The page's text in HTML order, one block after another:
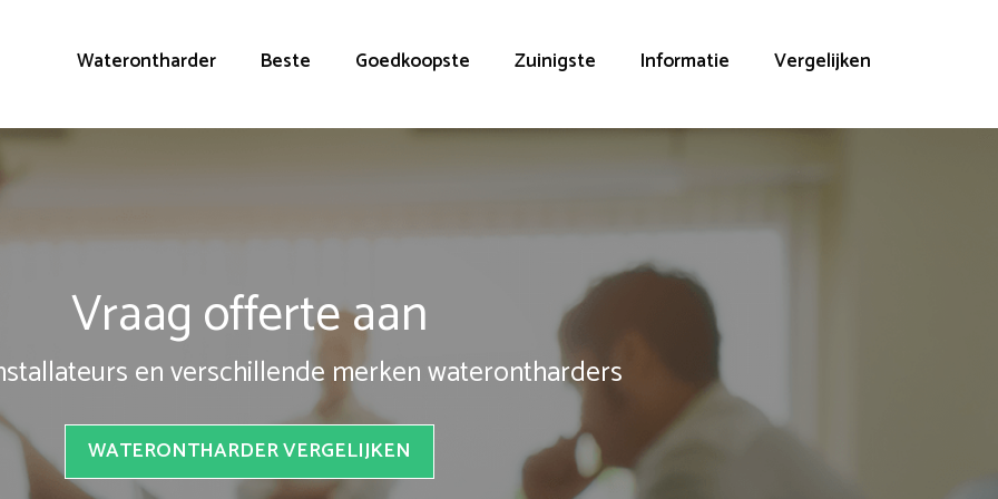
Waterontharder Beste Goedkoopste Zuinigste Informatie Vergelijken
Vraag offerte aan
en verschillende merken waterontharders
WATERONTHARDER VERGELIJKEN